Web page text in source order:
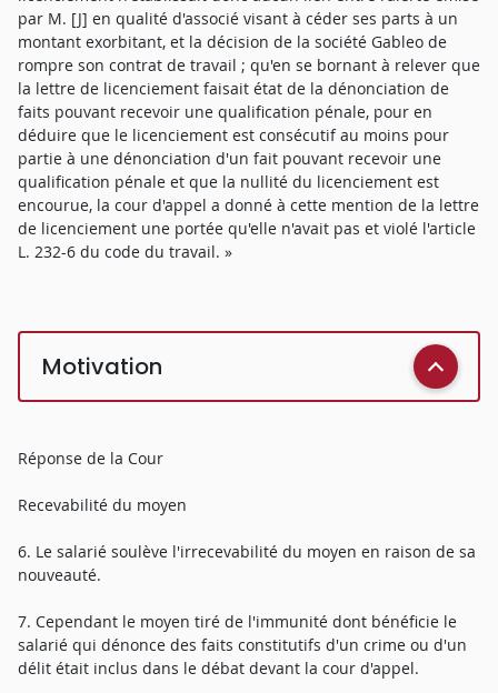
par M. [J] en qualité d'associé visant à céder ses parts à un
montant exorbitant, et la décision de la société Gableo de
rompre son contrat de travail ; qu'en se bornant à relever que
la lettre de licenciement faisait état de la dénonciation de
faits pouvant recevoir une qualification pénale, pour en
déduire que le licenciement est consécutif au moins pour
partie à une dénonciation d'un fait pouvant recevoir une
qualification pénale et que la nullité du licenciement est
encourue, la cour d'appel a donné à cette mention de la lettre
de licenciement une portée qu'elle n'avait pas et violé l'article
L. 232-6 du code du travail. »
Motivation
Réponse de la Cour
Recevabilité du moyen
6. Le salarié soulève l'irrecevabilité du moyen en raison de sa
nouveauté.
7. Cependant le moyen tiré de l'immunité dont bénéficie le
salarié qui dénonce des faits constitutifs d'un crime ou d'un
délit était inclus dans le débat devant la cour d'appel.